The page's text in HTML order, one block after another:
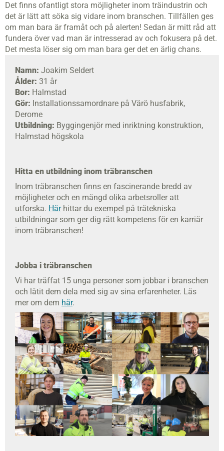
Det finns ofantligt stora möjligheter inom träindustrin och
det är lätt att söka sig vidare inom branschen. Tillfällen ges
om man bara är framåt och på alerten! Sedan är mitt råd att
fundera över vad man är intresserad av och fokusera på det.
Det mesta löser sig om man bara ger det en ärlig chans.
Namn: Joakim Seldert
Ålder: 31 år
Bor: Halmstad
Gör: Installationssamordnare på Värö husfabrik,
Derome
Utbildning: Byggingenjör med inriktning konstruktion,
Halmstad högskola
Hitta en utbildning inom träbranschen
Inom träbranschen finns en fascinerande bredd av
möjligheter och en mängd olika arbetsroller att
utforska. Härhittar du exempel på trätekniska
utbildningar som ger dig rätt kompetens för en karriär
inom träbranschen!
Jobba i träbranschen
Vi har träffat 15 unga personer som jobbar i branschen
och låtit dem dela med sig av sina erfarenheter. Läs
mer om dem här.